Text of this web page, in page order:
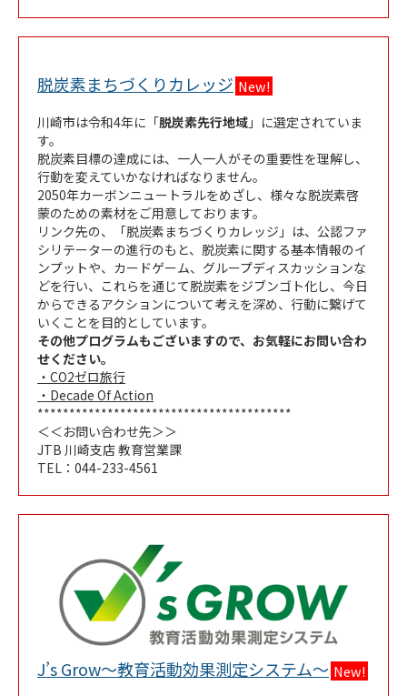
脱炭素まちづくりカレッジLink Opens in New Tab
New!
川崎市は令和4年に「脱炭素先行地域 」に選定されていま
す。
脱炭素目標の達成には、一人一人がその重要性を理解し、
行動を変えていかなければなりません。
2050年カーボンニュートラルをめざし、様々な脱炭素啓
蒙のための素材をご用意しております。
リンク先の、「脱炭素まちづくりカレッジ」は、公認ファ
シリテーターの進行のもと、脱炭素に関する基本情報のイ
ンプットや、カードゲーム、グループディスカッションな
どを行い、これらを通じて脱炭素をジブンゴト化し、今日
からできるアクションについて考えを深め、行動に繋げて
いくことを目的としています。
その他プログラムもございますので、お気軽にお問い合わ
せください。
・CO2ゼロ旅行
・Decade Of Action
****************************************
＜＜お問い合わせ先＞＞
JTB 川崎支店 教育営業課
TEL：044-233-4561
J’s Grow～教育活動効果測定システム～Link
New!